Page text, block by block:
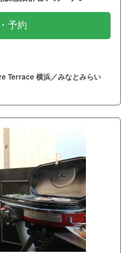
予約
Terrace 横浜／みなとみらい